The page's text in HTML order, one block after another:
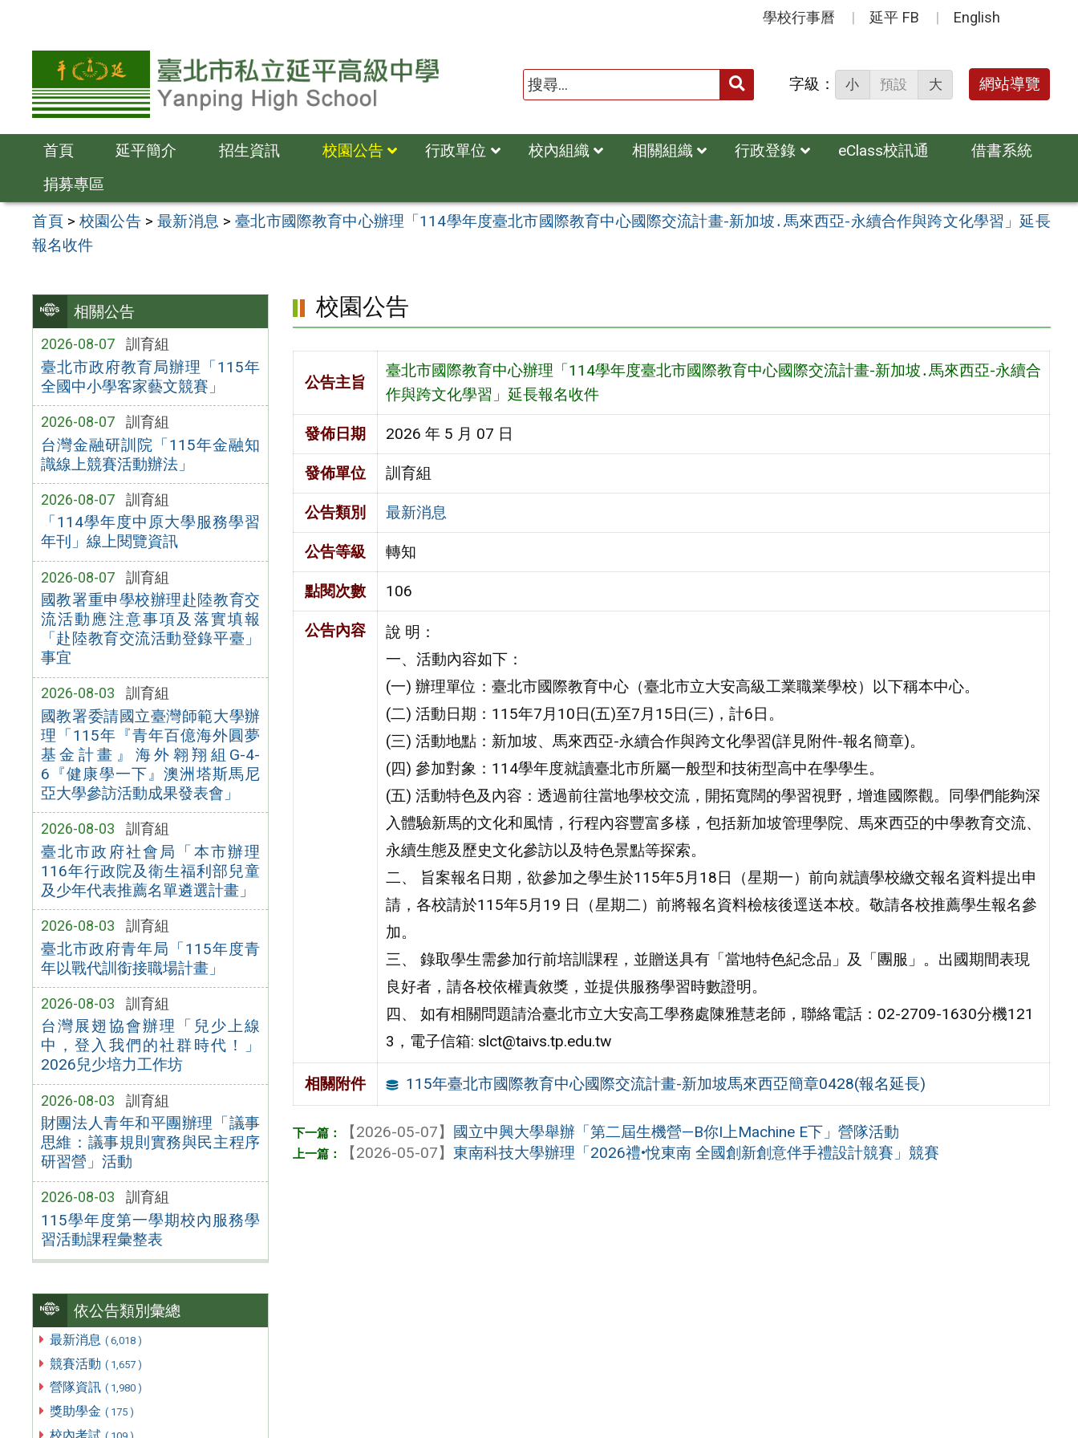
容
學校行事曆 延平 FB English
送出 字級： 小 預設 大 網站導覽
首頁 延平簡介 招生資訊 校園公告 行政單位 校內組織 相關組織 行政登錄 eClass校訊通
借書系統
捐募專區
首頁>校園公告>最新消息 >臺北市國際教育中心辦理「114學年度臺北市國際教育中心國際交流計畫-新加坡․馬來西亞-永續合作與跨文化學習」延長
報名收件
相關公告
2026-08-07 訓育組
臺北市政府教育局辦理「115年
全國中小學客家藝文競賽」
2026-08-07 訓育組
台灣金融研訓院「115年金融知
識線上競賽活動辦法」
2026-08-07 訓育組
「114學年度中原大學服務學習
年刊」線上閱覽資訊
2026-08-07 訓育組
國教署重申學校辦理赴陸教育交
流活動應注意事項及落實填報
「赴陸教育交流活動登錄平臺」
事宜
2026-08-03 訓育組
國教署委請國立臺灣師範大學辦
理「115年『青年百億海外圓夢
基金計畫』海外翱翔組G-4-
6『健康學一下』澳洲塔斯馬尼
亞大學參訪活動成果發表會」
2026-08-03 訓育組
臺北市政府社會局「本市辦理
116年行政院及衛生福利部兒童
及少年代表推薦名單遴選計畫」
2026-08-03 訓育組
臺北市政府青年局「115年度青
年以戰代訓銜接職場計畫」
2026-08-03 訓育組
台灣展翅協會辦理「兒少上線
中，登入我們的社群時代！」
2026兒少培力工作坊
2026-08-03 訓育組
財團法人青年和平團辦理「議事
思維：議事規則實務與民主程序
研習營」活動
2026-08-03 訓育組
115學年度第一學期校內服務學
習活動課程彙整表
依公告類別彙總
最新消息 ( 6,018 )
競賽活動 ( 1,657 )
營隊資訊 ( 1,980 )
獎助學金 ( 175 )
校園公告
公告主旨
臺北市國際教育中心辦理「114學年度臺北市國際教育中心國際交流計畫-新加坡․馬來西亞-永續合
作與跨文化學習」延長報名收件
發佈日期 2026 年 5 月 07 日
發佈單位 訓育組
公告類別 最新消息
公告等級 轉知
點閱次數 106
公告內容
說 明：
一、活動內容如下：
(一) 辦理單位：臺北市國際教育中心（臺北市立大安高級工業職業學校）以下稱本中心。
(二) 活動日期：115年7月10日(五)至7月15日(三)，計6日。
(三) 活動地點：新加坡、馬來西亞-永續合作與跨文化學習(詳見附件-報名簡章)。
(四) 參加對象：114學年度就讀臺北市所屬一般型和技術型高中在學學生。
(五) 活動特色及內容：透過前往當地學校交流，開拓寬闊的學習視野，增進國際觀。同學們能夠深
入體驗新馬的文化和風情，行程內容豐富多樣，包括新加坡管理學院、馬來西亞的中學教育交流、
永續生態及歷史文化參訪以及特色景點等探索。
二、 旨案報名日期，欲參加之學生於115年5月18日（星期一）前向就讀學校繳交報名資料提出申
請，各校請於115年5月19 日（星期二）前將報名資料檢核後逕送本校。敬請各校推薦學生報名參
加。
三、 錄取學生需參加行前培訓課程，並贈送具有「當地特色紀念品」及「團服」。出國期間表現
良好者，請各校依權責敘獎，並提供服務學習時數證明。
四、 如有相關問題請洽臺北市立大安高工學務處陳雅慧老師，聯絡電話：02-2709-1630分機121
3，電子信箱: slct@taivs.tp.edu.tw
相關附件 115年臺北市國際教育中心國際交流計畫-新加坡馬來西亞簡章0428(報名延長)
【2026-05-07】 國立中興大學舉辦「第二屆生機營—B你I上Machine E下」營隊活動
【2026-05-07】東南科技大學辦理「2026禮•悅東南 全國創新創意伴手禮設計競賽」競賽